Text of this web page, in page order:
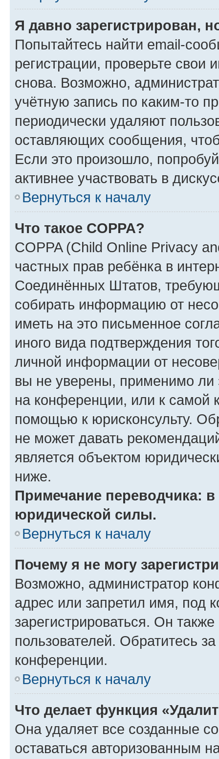
Я давно зарегистрирован,
Попытайтесь найти email-
регистрации, проверьте свои
снова. Возможно,
учётную запись по каким-то
периодически удаляют
оставляющих сообщения,
Если это произошло,
активнее участвовать в
Вернуться к началу
Что такое COPPA?
COPPA (Child Online Privacy
частных прав ребёнка в
Соединённых Штатов,
собирать информацию от
иметь на это письменное
иного вида подтверждения
личной информации от
вы не уверены, применимо ли
на конференции, или к самой
помощью к юрисконсульту.
не может давать
является объектом
ниже.
Примечание переводчика:
юридической силы.
Вернуться к началу
Почему я не могу
Возможно, администратор
адрес или запретил имя, под
зарегистрироваться. Он
пользователей. Обратитесь
конференции.
Вернуться к началу
Что делает функция
Она удаляет все созданные
оставаться авторизованным